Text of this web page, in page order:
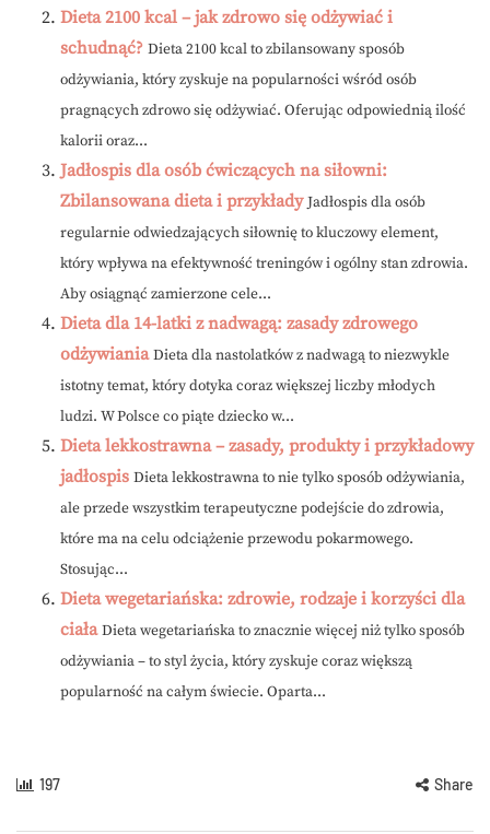
Dieta 2100 kcal – jak zdrowo się odżywiać i
schudnąć? Dieta 2100 kcal to zbilansowany sposób
odżywiania, który zyskuje na popularności wśród osób
pragnących zdrowo się odżywiać. Oferując odpowiednią ilość
kalorii oraz...
Jadłospis dla osób ćwiczących na siłowni:
Zbilansowana dieta i przykłady Jadłospis dla osób
regularnie odwiedzających siłownię to kluczowy element,
który wpływa na efektywność treningów i ogólny stan zdrowia.
Aby osiągnąć zamierzone cele...
Dieta dla 14-latki z nadwagą: zasady zdrowego
odżywiania Dieta dla nastolatków z nadwagą to niezwykle
istotny temat, który dotyka coraz większej liczby młodych
ludzi. W Polsce co piąte dziecko w...
Dieta lekkostrawna – zasady, produkty i przykładowy
jadłospis Dieta lekkostrawna to nie tylko sposób odżywiania,
ale przede wszystkim terapeutyczne podejście do zdrowia,
które ma na celu odciążenie przewodu pokarmowego.
Stosując...
Dieta wegetariańska: zdrowie, rodzaje i korzyści dla
ciała Dieta wegetariańska to znacznie więcej niż tylko sposób
odżywiania – to styl życia, który zyskuje coraz większą
popularność na całym świecie. Oparta...
197 Share